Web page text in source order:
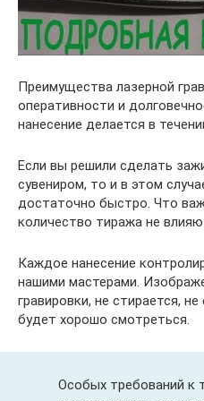
Преимущества лазерной
оперативности и
нанесение делается в
Если вы решили сделать
сувениром, то и в этом
достаточно быстро. Что
количество тиража не
Каждое нанесение
нашими мастерами.
гравировки, не стирается,
будет хорошо смотреться.
Особых требований к